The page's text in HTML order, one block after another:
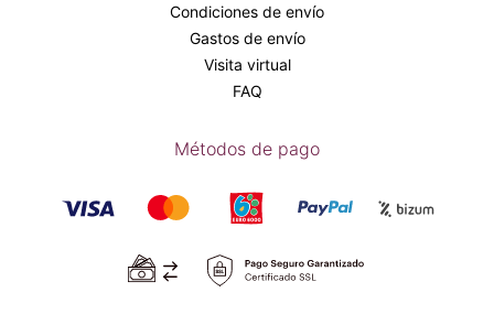
Condiciones de envío
Gastos de envío
Visita virtual
FAQ
Métodos de pago